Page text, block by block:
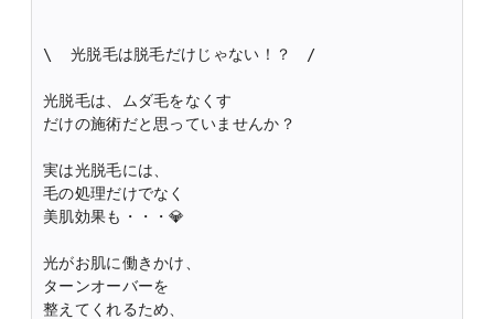
\  光脱毛は脱毛だけじゃない！？　/
光脱毛は、ムダ毛をなくす
だけの施術だと思っていませんか？
実は光脱毛には、
毛の処理だけでなく
美肌効果も・・・💎
光がお肌に働きかけ、
ターンオーバーを
整えてくれるため、